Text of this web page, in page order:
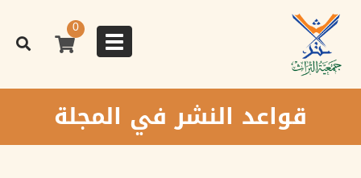
المحتوى
الرئيسي
Toggle
navigation
0
قواعد النشر في المجلة